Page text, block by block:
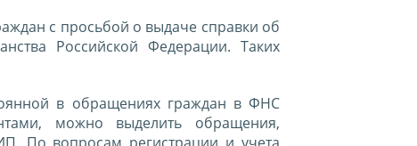
с просьбой о выдаче справки об
Российской Федерации. Таких
в обращениях граждан в ФНС
можно выделить обращения,
По вопросам регистрации и учета